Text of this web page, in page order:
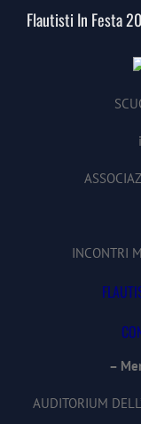
Larger
Image
Flautisti In Festa
INCONTRI
–
AUDITORIUM